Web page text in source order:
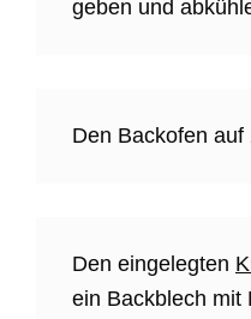
geben und
Den Backofen
Den eingelegten
ein Backblech mit